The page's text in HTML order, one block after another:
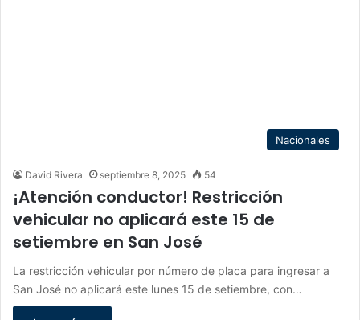
Nacionales
David Rivera septiembre 8, 2025 54
¡Atención conductor! Restricción
vehicular no aplicará este 15 de
setiembre en San José
La restricción vehicular por número de placa para ingresar a
San José no aplicará este lunes 15 de setiembre, con…